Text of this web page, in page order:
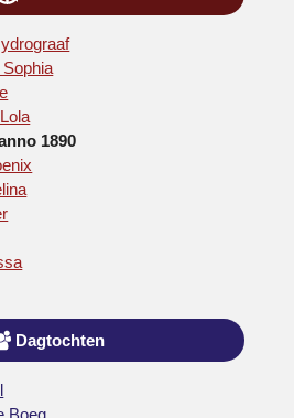
1890
Dagtochten